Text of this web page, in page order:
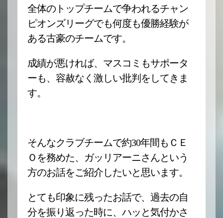
全体のトップチームで争われるチャン
ピオンズリーグでも何度も優勝経験が
ある古豪のチームです。
成績が悪ければ、マスコミもサポータ
ーも、容赦なく激しい批判をしてきま
す。
そんなクラブチームで約30年間もＣＥ
Ｏを務めた、ガッリアーニさんという
方のお話をご紹介したいと思います。
とても印象に残ったお話で、過去の自
分を振り返った時に、ハッと気付かさ